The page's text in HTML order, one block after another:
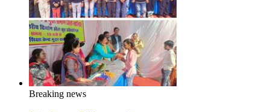
Breaking news